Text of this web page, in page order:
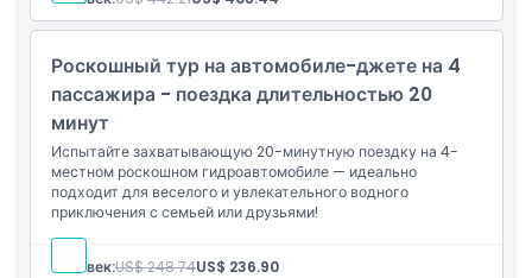
Роскошный тур на автомобиле-джете на 4
пассажира - поездка длительностью 20
минут
Испытайте захватывающую 20-минутную поездку на 4-
местном роскошном гидроавтомобиле — идеально
подходит для веселого и увлекательного водного
приключения с семьей или друзьями!
Человек:US$ 248.74US$ 236.90